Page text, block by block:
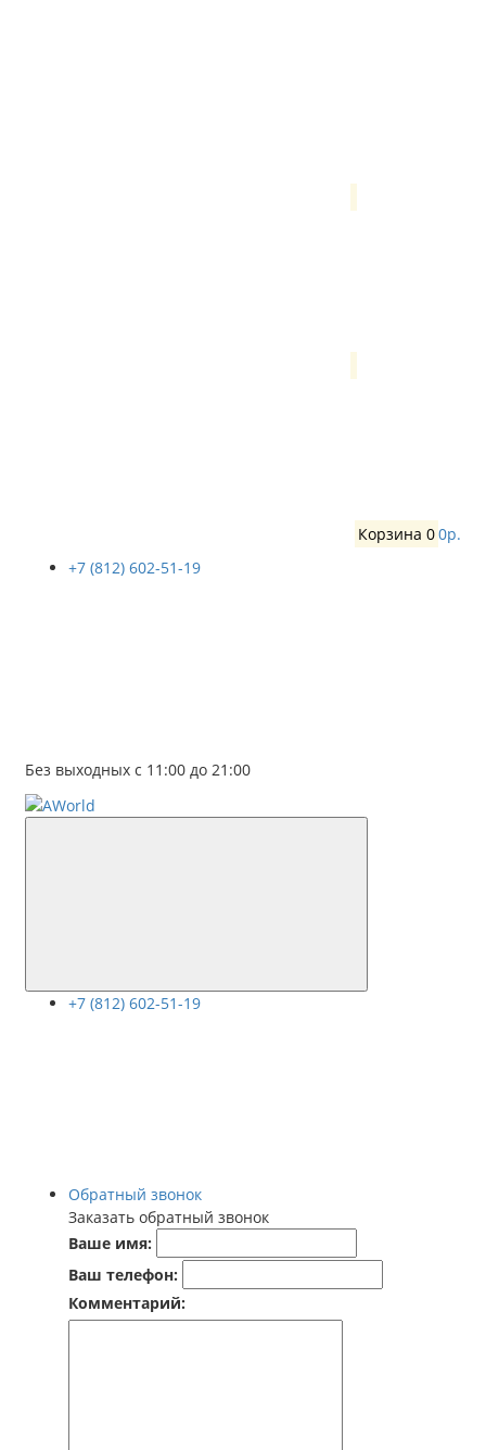
Корзина 00р.
+7 (812) 602-51-19
Без выходных с 11:00 до 21:00
+7 (812) 602-51-19
Обратный звонок
Заказать обратный звонок
Ваше имя:
Ваш телефон:
Комментарий: